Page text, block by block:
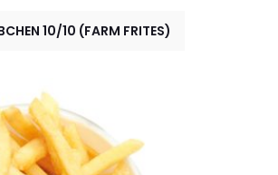
10/10 (FARM FRITES)